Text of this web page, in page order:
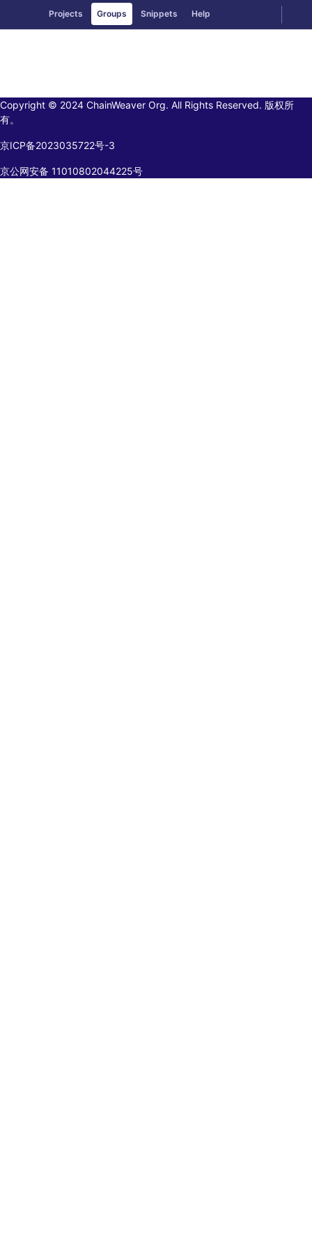
Skip to content
Projects Groups Snippets Help
Copyright © 2024 ChainWeaver Org. All Rights Reserved. 版权所
有。
京ICP备2023035722号-3
京公网安备 11010802044225号